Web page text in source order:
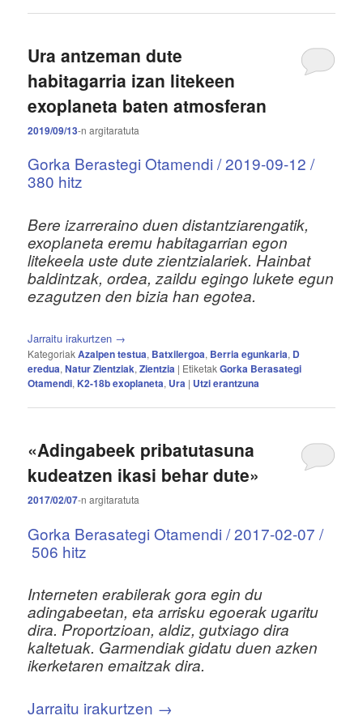
Ura antzeman dute
habitagarria izan litekeen
exoplaneta baten atmosferan
2019/09/13-nargitaratuta
Gorka Berastegi Otamendi / 2019-09-12 /
380 hitz
Bere izarreraino duen distantziarengatik,
exoplaneta eremu habitagarrian egon
litekeela uste dute zientzialariek. Hainbat
baldintzak, ordea, zaildu egingo lukete egun
ezagutzen den bizia han egotea.
Jarraitu irakurtzen →
KategoriakAzalpen testua, Batxilergoa, Berria egunkaria, D
eredua,Natur Zientziak,Zientzia | EtiketakGorka Berasategi
Otamendi, K2-18b exoplaneta, Ura | Utzi erantzuna
«Adingabeek pribatutasuna
kudeatzen ikasi behar dute»
2017/02/07-nargitaratuta
Gorka Berasategi Otamendi / 2017-02-07 /
506 hitz
Interneten erabilerak gora egin du
adingabeetan, eta arrisku egoerak ugaritu
dira. Proportzioan, aldiz, gutxiago dira
kaltetuak. Garmendiak gidatu duen azken
ikerketaren emaitzak dira.
Jarraitu irakurtzen →